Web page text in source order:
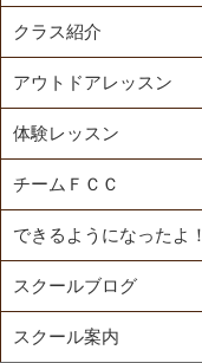
クラス紹介
アウトドアレッスン
体験レッスン
チームＦＣＣ
できるようになったよ！
スクールブログ
スクール案内